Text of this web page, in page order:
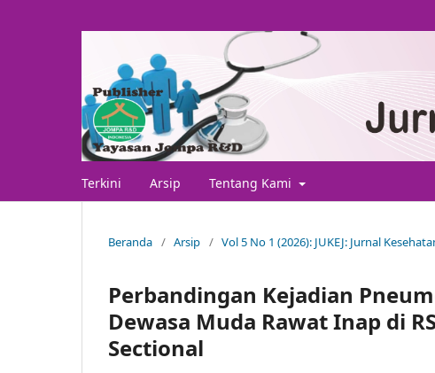
Terkini Arsip Tentang Kami
Beranda / Arsip / Vol 5 No 1 (2026): JUKEJ: Jurnal
Perbandingan Kejadian
Dewasa Muda Rawat Inap di
Sectional